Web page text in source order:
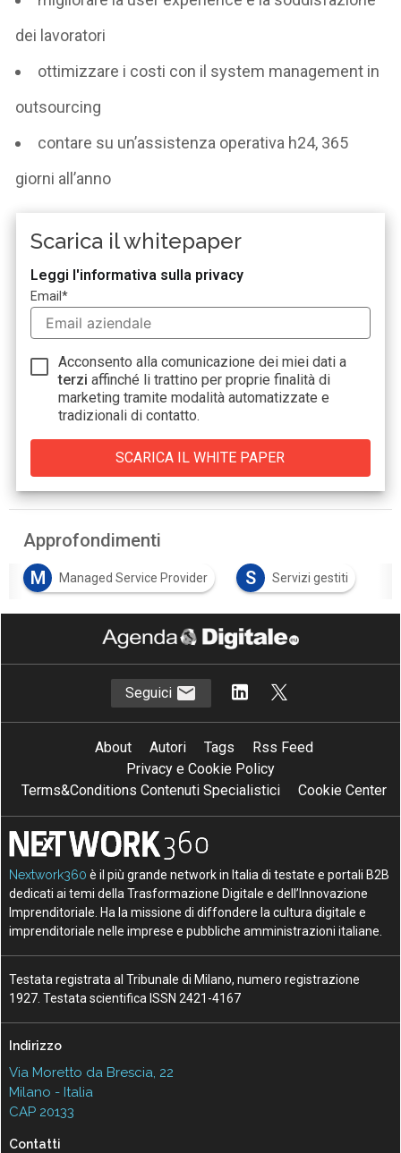
dei lavoratori
ottimizzare i costi con il system management in
outsourcing
contare su un’assistenza operativa h24, 365
giorni all’anno
Scarica il whitepaper
Leggi l'informativa sulla privacy
Email*
Acconsento alla comunicazione dei miei dati a
terzi affinché li trattino per proprie finalità di
marketing tramite modalità automatizzate e
tradizionali di contatto.
Approfondimenti
M
Managed Service Provider S Servizi gestiti
Seguici
About Autori Tags
Rss Feed
Privacy e Cookie Policy
Terms&Conditions Contenuti Specialistici
Cookie Center
Nextwork360 è il più grande network in Italia di testate e portali B2B
dedicati ai temi della Trasformazione Digitale e dell’Innovazione
Imprenditoriale. Ha la missione di diffondere la cultura digitale e
imprenditoriale nelle imprese e pubbliche amministrazioni italiane.
Testata registrata al Tribunale di Milano, numero registrazione
1927. Testata scientifica ISSN 2421-4167
Indirizzo
Via Moretto da Brescia, 22
Milano - Italia
CAP 20133
Contatti